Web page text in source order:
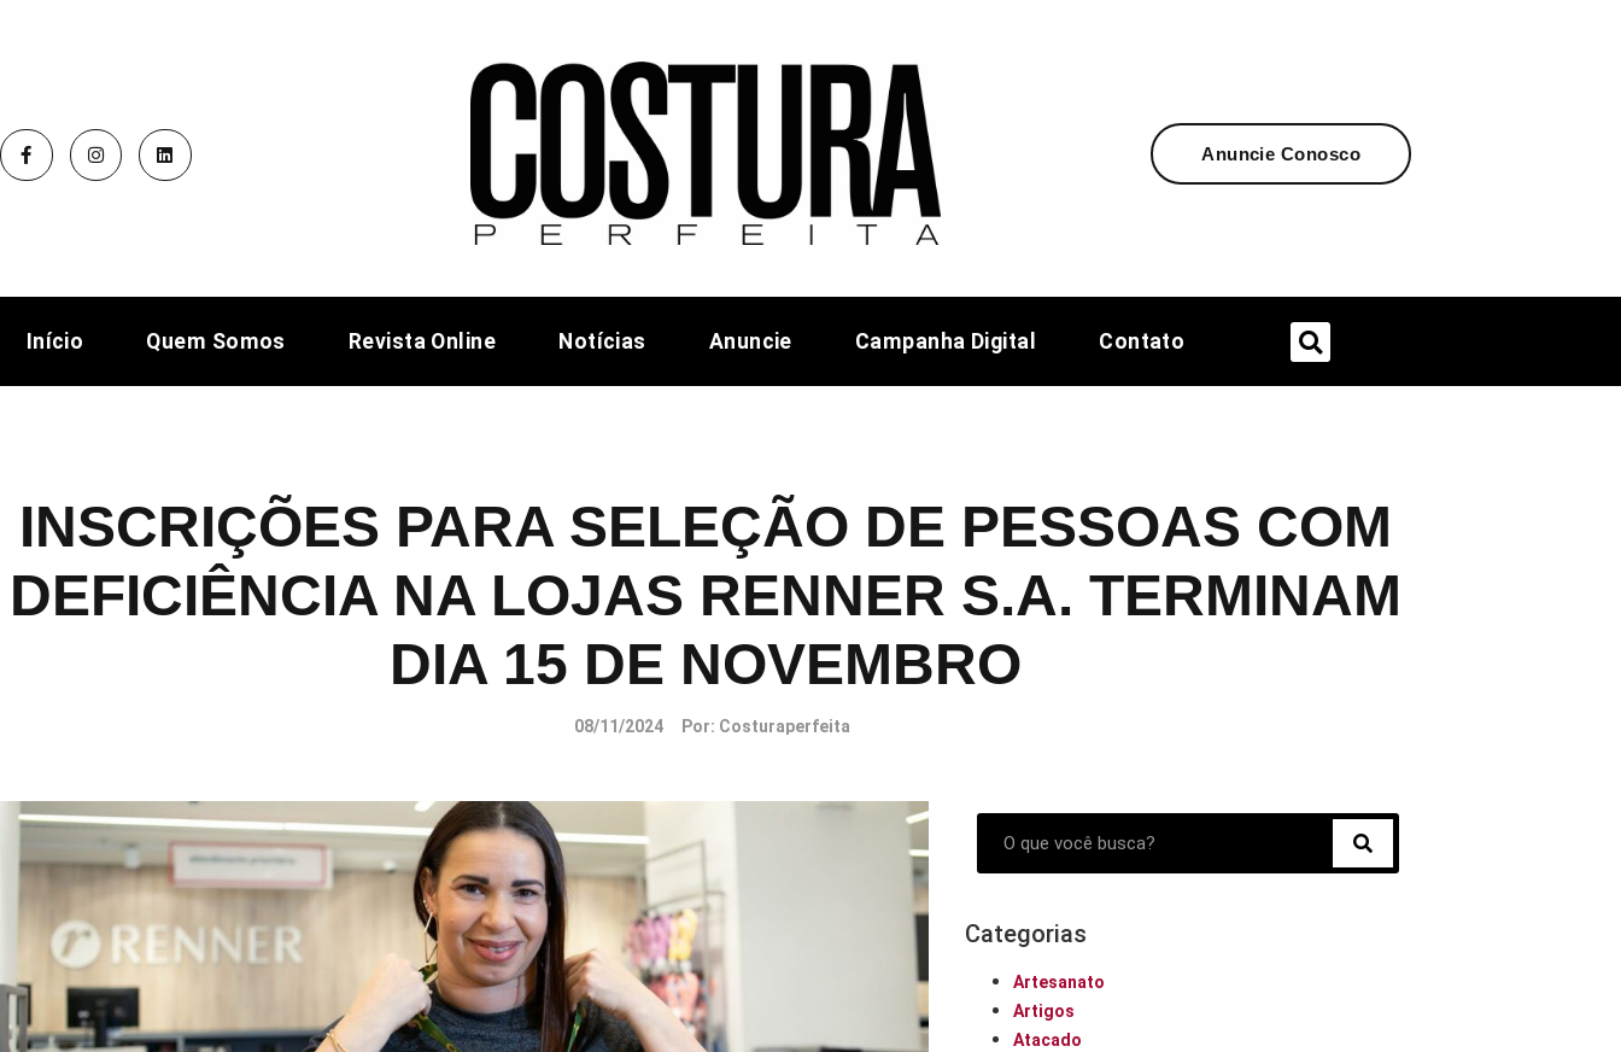
Anuncie Conosco
Início Quem Somos Revista Online Notícias Anuncie Campanha Digital Contato
INSCRIÇÕES PARA SELEÇÃO DE PESSOAS COM
DEFICIÊNCIA NA LOJAS RENNER S.A. TERMINAM
DIA 15 DE NOVEMBRO
08/11/2024 Por: Costuraperfeita
Categorias
Artesanato
Artigos
Atacado